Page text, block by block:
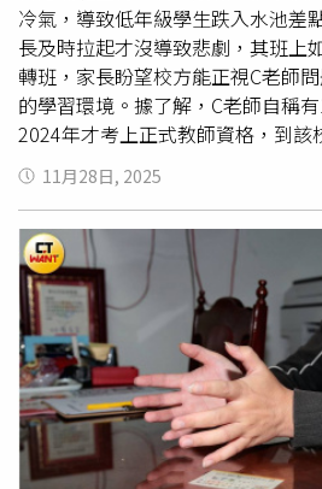
師有任何「勸說」延遲退休申請，
位擬退休者就破200位，整批送上
針對個案著墨，反倒各校校長可能
勸說延退，這並不是局端能掌握的
公立學校教職員退撫規定，教職員
他法定不予核准退休事由，本來就
沒有接獲教師想退休被阻擋的陳
者，您的痛苦有人願意傾聽，請
苦、似乎沒有出路，您並不孤單，
徒關係」，在潘文忠擔任前台中市
「地下教育局長」封號，而後潘文
國榮也「升官成了地下部長」，從
案便在教育部背後下指導棋，而後
潘文忠又回鍋任部長，莊國榮便持
庫回流教育訓練」講師名義主導「
與法規解釋方向，甚或數度在公開
「校事會議仍會啟動」更讓教育界
指，儘管改朝換代讓潘文忠早已被
榮主導的校事會議卻非常符合家長
「想改哪有那麼簡單」他直指現任
所在，卻沒勇氣挺住壓力，只好「
調，卻從不鬆口取消校事會議。立
劉書彬也直指，「校事會議」的負
一線堅持教育志業的老師心寒，連
拿到教師證的年輕人也超過半數不
事會議修法公聽會等討論中讓家長
此，醫師也提出安全隱患主要包括
無」商品，未通過兒童化妝品安全
膚屏障，促使過敏原侵入；部分產
可能影響兒童健康。家長在選購兒
慎，避免造成不可逆的皮膚損傷。
冷氣，導致低年級學生跌入水池差
長及時拉起才沒導致悲劇，其班上
轉班，家長盼望校方能正視C老師
的學習環境。據了解，C老師自稱
2024年才考上正式教師資格，到該
班，卻遭家長指控對班上學生花花
大罵外還踢花花桌子，甚至不讓學
已提出霸凌申訴，其離譜行徑更不
學沒多久就住院，在兒童病房遇上
班上不只一個孩子生病。」花花爸
多度，醫生確認其感染腸病毒、A
流感，甚至併發腦炎，原本活潑的
情，甚至連爸爸、媽媽都不喊，讓
師曾帶著孩子校外教學，自己躲在
跌入水池中，所幸被其他家長發現
（圖／黃耀徵攝）而花花父母原忙
到在醫院遇上女兒的同學，細問後
11月28日, 2025